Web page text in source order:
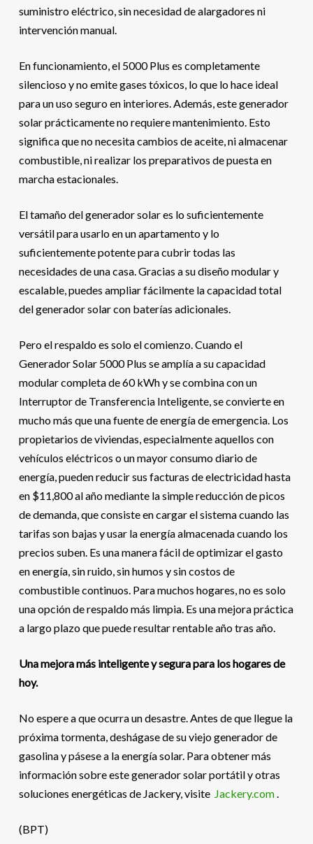
suministro eléctrico, sin necesidad de alargadores ni
intervención manual.
En funcionamiento, el 5000 Plus es completamente
silencioso y no emite gases tóxicos, lo que lo hace ideal
para un uso seguro en interiores. Además, este generador
solar prácticamente no requiere mantenimiento. Esto
significa que no necesita cambios de aceite, ni almacenar
combustible, ni realizar los preparativos de puesta en
marcha estacionales.
El tamaño del generador solar es lo suficientemente
versátil para usarlo en un apartamento y lo
suficientemente potente para cubrir todas las
necesidades de una casa. Gracias a su diseño modular y
escalable, puedes ampliar fácilmente la capacidad total
del generador solar con baterías adicionales.
Pero el respaldo es solo el comienzo. Cuando el
Generador Solar 5000 Plus se amplía a su capacidad
modular completa de 60 kWh y se combina con un
Interruptor de Transferencia Inteligente, se convierte en
mucho más que una fuente de energía de emergencia. Los
propietarios de viviendas, especialmente aquellos con
vehículos eléctricos o un mayor consumo diario de
energía, pueden reducir sus facturas de electricidad hasta
en $11,800 al año mediante la simple reducción de picos
de demanda, que consiste en cargar el sistema cuando las
tarifas son bajas y usar la energía almacenada cuando los
precios suben. Es una manera fácil de optimizar el gasto
en energía, sin ruido, sin humos y sin costos de
combustible continuos. Para muchos hogares, no es solo
una opción de respaldo más limpia. Es una mejora práctica
a largo plazo que puede resultar rentable año tras año.
Una mejora más inteligente y segura para los hogares de
hoy.
No espere a que ocurra un desastre. Antes de que llegue la
próxima tormenta, deshágase de su viejo generador de
gasolina y pásese a la energía solar. Para obtener más
información sobre este generador solar portátil y otras
soluciones energéticas de Jackery, visite Jackery.com.
(BPT)